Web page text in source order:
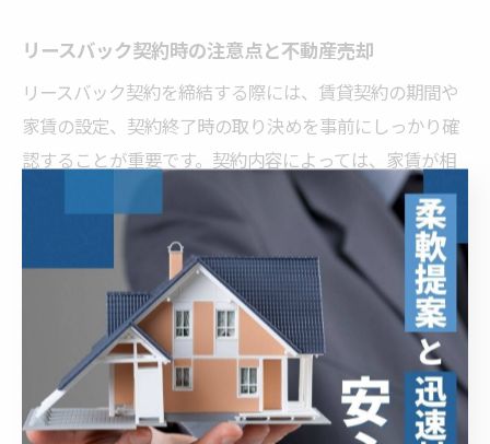
リースバック契約時の注意点と不動産売却
リースバック契約を締結する際には、賃貸契約の期間や
家賃の設定、契約終了時の取り決めを事前にしっかり確
認することが重要です。契約内容によっては、家賃が相
場より高くなる場合や、契約更新が難しいケースもあり
ます。また、売却価格が通常の不動産売却よりも低く設
定されることが多い点も理解しておく必要があります。
さらに、契約後のトラブルを防ぐためにも、契約書の内
容を細部まで確認し、疑問点があれば必ず専門家に相談
しましょう。たとえば、家賃の支払いが困難になった場
合や、契約満了後に住み続けることができないリスクに